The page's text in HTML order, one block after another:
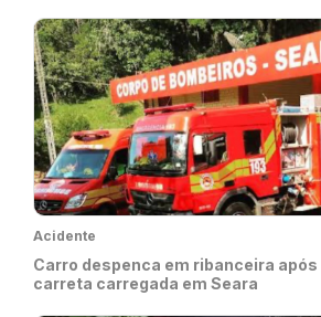
Acidente
Carro despenca em ribanceira
carreta carregada em Seara